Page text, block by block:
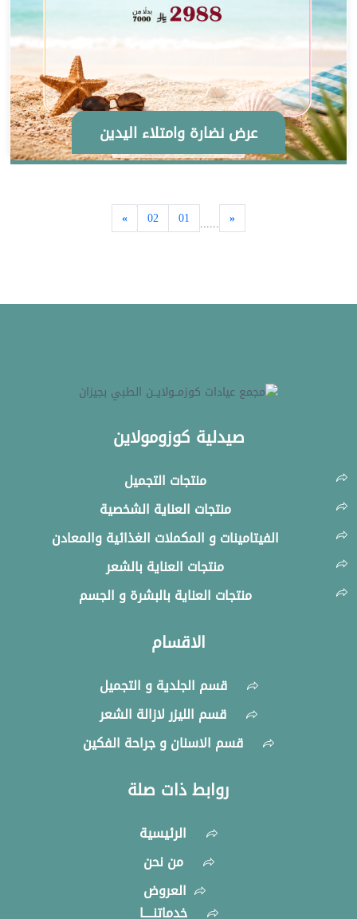
عرض نضارة وامتلاء اليدين
عروض تفتيح المناطق الحساسة
عروض خيوط الشد الملكية
......
01
02
صيدلية كوزومولاين
منتجات التجميل
منتجات العناية الشخصية
الفيتامينات و المكملات الغذائية والمعادن
منتجات العناية بالشعر
منتجات العناية بالبشرة و الجسم
الاقسام
قسم الجلدية و التجميل
قسم الليزر لازالة الشعر
قسم الاسنان و جراحة الفكين
روابط ذات صلة
الرئيسية
من نحن
العروض
خدماتنــــا